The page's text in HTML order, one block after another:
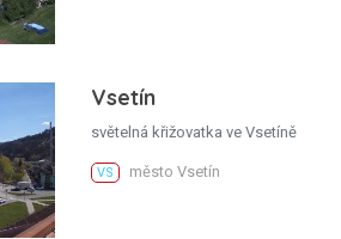
Vsetín
světelná křižovatka ve Vsetíně
VS město Vsetín